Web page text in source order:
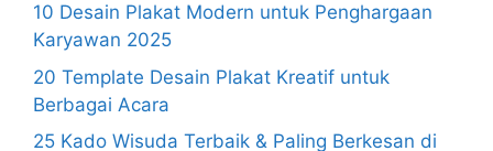
10 Desain Plakat Modern untuk Penghargaan
Karyawan 2025
20 Template Desain Plakat Kreatif untuk
Berbagai Acara
25 Kado Wisuda Terbaik & Paling Berkesan di